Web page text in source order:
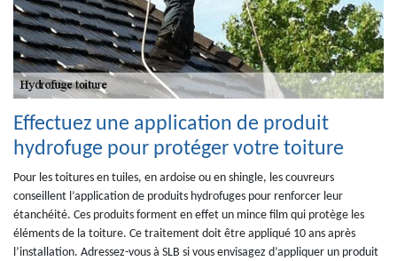
Effectuez une application de produit
hydrofuge pour protéger votre toiture
Pour les toitures en tuiles, en ardoise ou en shingle, les couvreurs
conseillent l’application de produits hydrofuges pour renforcer leur
étanchéité. Ces produits forment en effet un mince film qui protège les
éléments de la toiture. Ce traitement doit être appliqué 10 ans après
l’installation. Adressez-vous à SLB si vous envisagez d’appliquer un produit